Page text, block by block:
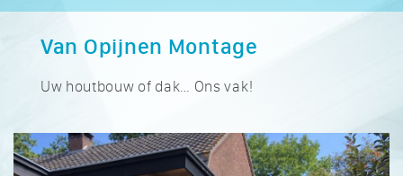
Van Opijnen Montage
Uw houtbouw of dak… Ons vak!